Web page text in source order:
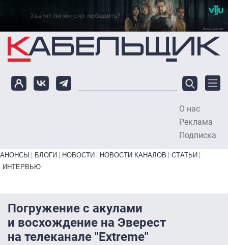
Перейти к основному содержанию
О нас
Реклама
Подписка
Primary links bottom
АНОНСЫ БЛОГИ НОВОСТИ НОВОСТИ КАНАЛОВ
СТАТЬИ
ИНТЕРВЬЮ
Погружение с акулами
и восхождение на Эверест
на телеканале "Extreme"